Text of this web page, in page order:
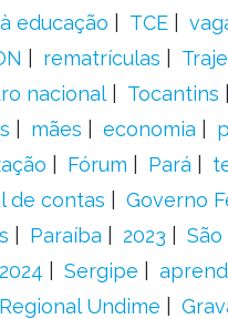
educação
TCE
rematrículas
nacional
Tocantins
mães economia
Fórum Pará
de contas
Governo
Paraíba 2023 São
2024 Sergipe
Undime